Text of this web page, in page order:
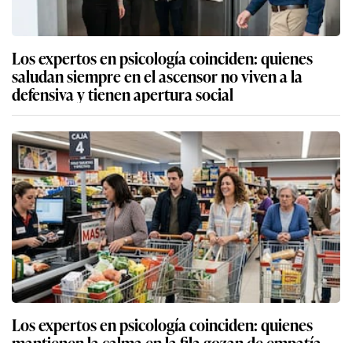
Los expertos en psicología coinciden: quienes
saludan siempre en el ascensor no viven a la
defensiva y tienen apertura social
Los expertos en psicología coinciden: quienes